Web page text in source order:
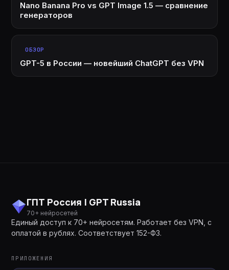
Nano Banana Pro vs GPT Image 1.5 — сравнение
генераторов
ОБЗОР
GPT-5 в России — новейший ChatGPT без VPN
ГПТ Россия | GPT Russia
70+ нейросетей
Единый доступ к 70+ нейросетям. Работает без VPN, с
оплатой в рублях. Соответствует 152-ФЗ.
ПРИЛОЖЕНИЯ